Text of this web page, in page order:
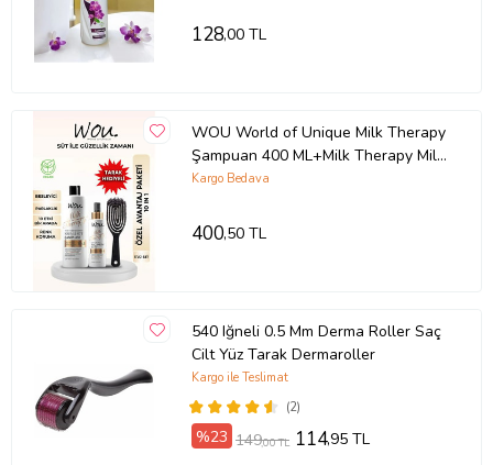
128,00 TL
WOU World of Unique Milk Therapy
Şampuan 400 ML+Milk Therapy Milk
Therapy Saç Ba
Kargo Bedava
400,50 TL
540 Iğneli 0.5 Mm Derma Roller Saç
Cilt Yüz Tarak Dermaroller
(2)
Kargo ile Teslimat
%23 149,00 TL 114,95 TL